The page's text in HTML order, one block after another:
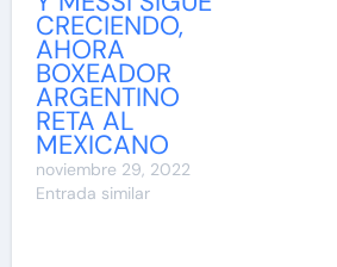
CRECIENDO,
AHORA
BOXEADOR
ARGENTINO
RETA AL
MEXICANO
noviembre 29, 2022
Entrada similar